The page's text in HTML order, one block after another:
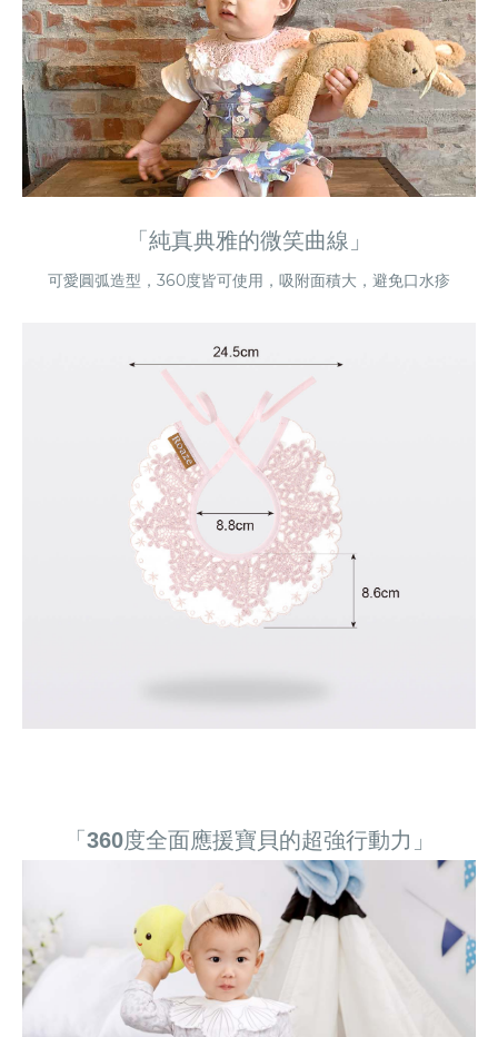
「純真典雅的微笑曲線」
可愛圓弧造型，360度皆可使用，吸附面積大，避免口水疹
「360度全面應援寶貝的超強行動力」